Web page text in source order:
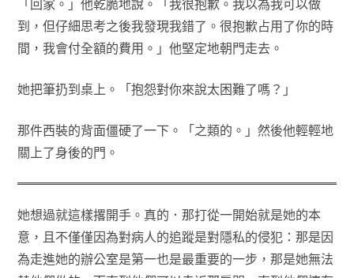
「回家。」他乾脆地說。「我很抱歉。我以為我可以做
到，但仔細思考之後我發現我錯了。很抱歉占用了你的時
間，我會付全額的費用。」他堅定地朝門走去。
她把筆扔到桌上。「抱怨對你來說太困難了嗎？」
那件西裝的背面僵硬了一下。「之類的。」然後他輕輕地
關上了身後的門。
她想過就這樣撂開手。真的．那打從一開始就是她的本
意，且不僅僅因為對病人的追蹤是對隱私的侵犯：那是因
為走進她的辦公室是第一也是最重要的一步，那是她無法